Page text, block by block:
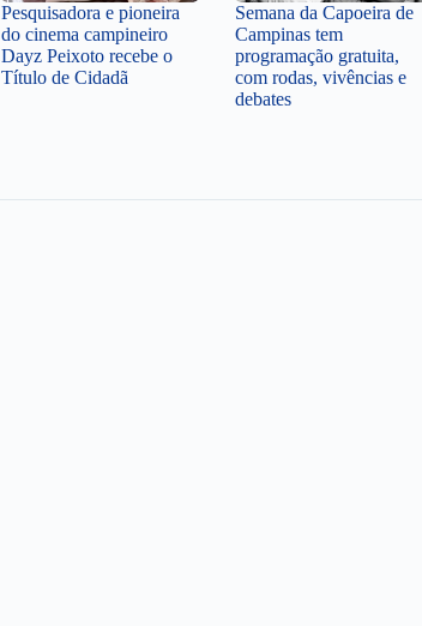
Pesquisadora e pioneira
do cinema campineiro
Dayz Peixoto recebe o
Título de Cidadã
Semana da Capoeira de
Campinas tem
programação gratuita,
com rodas, vivências e
debates